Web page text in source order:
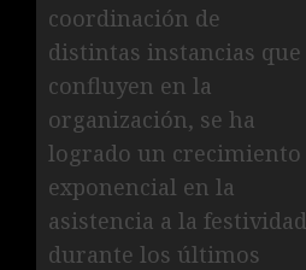
coordinación de
distintas instancias que
confluyen en la
organización, se ha
logrado un crecimiento
exponencial en la
asistencia a la festividad
durante los últimos